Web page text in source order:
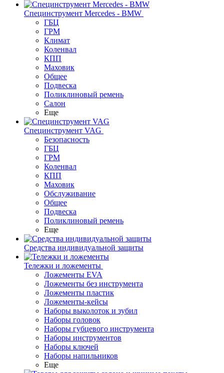
Специнструмент Mercedes - BMW
ГБЦ
ГРМ
Климат
Коленвал
КПП
Маховик
Общее
Подвеска
Поликлиновый ремень
Салон
Еще
Специнструмент VAG
Безопасность
ГБЦ
ГРМ
Коленвал
КПП
Маховик
Обслуживание
Общее
Подвеска
Поликлиновый ремень
Еще
Средства индивидуальной защиты
Тележки и ложементы
Ложементы EVA
Ложементы без инструмента
Ложементы пластик
Ложементы-кейсы
Наборы выколоток и зубил
Наборы головок
Наборы губцевого инструмента
Наборы инструментов
Наборы ключей
Наборы напильников
Еще